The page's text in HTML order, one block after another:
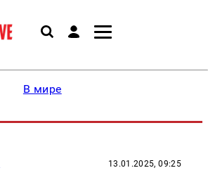
В мире
13.01.2025, 09:25